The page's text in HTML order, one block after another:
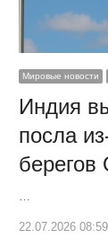
Мировые новости
Индия
посла
берегов
22.07.2026 08:59